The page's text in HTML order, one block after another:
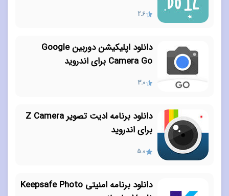
2.6
دانلود اپلیکیشن دوربین Google
Camera Go برای اندروید
3.0
دانلود برنامه ادیت تصویر Z Camera
برای اندروید
5.0
دانلود برنامه امنیتی Keepsafe Photo